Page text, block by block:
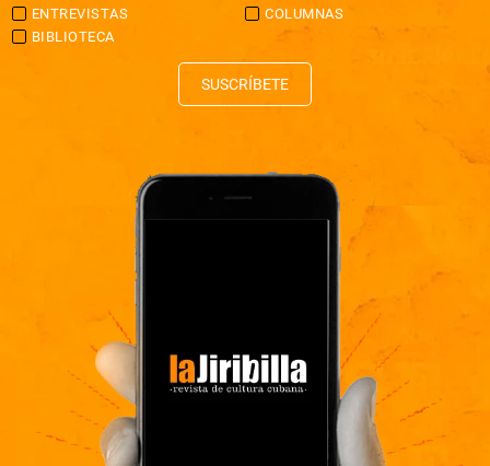
ENTREVISTAS
COLUMNAS
BIBLIOTECA
SUSCRÍBETE